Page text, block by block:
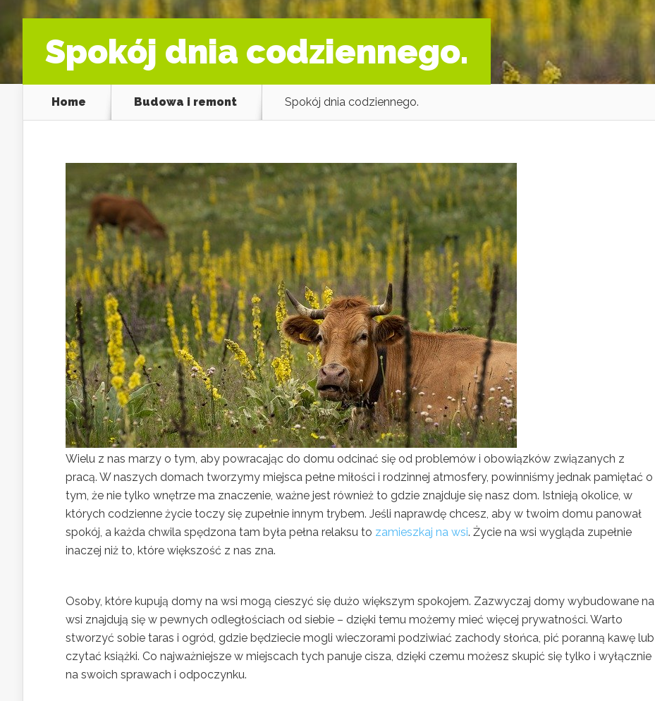
Spokój dnia codziennego.
Home Budowa i remont Spokój dnia codziennego.
Wielu z nas marzy o tym, aby powracając do domu odcinać się od problemów i obowiązków związanych z
pracą. W naszych domach tworzymy miejsca pełne miłości i rodzinnej atmosfery, powinniśmy jednak pamiętać o
tym, że nie tylko wnętrze ma znaczenie, ważne jest również to gdzie znajduje się nasz dom. Istnieją okolice, w
których codzienne życie toczy się zupełnie innym trybem. Jeśli naprawdę chcesz, aby w twoim domu panował
spokój, a każda chwila spędzona tam była pełna relaksu to zamieszkaj na wsi. Życie na wsi wygląda zupełnie
inaczej niż to, które większość z nas zna.
Osoby, które kupują domy na wsi mogą cieszyć się dużo większym spokojem. Zazwyczaj domy wybudowane na
wsi znajdują się w pewnych odległościach od siebie – dzięki temu możemy mieć więcej prywatności. Warto
stworzyć sobie taras i ogród, gdzie będziecie mogli wieczorami podziwiać zachody słońca, pić poranną kawę lub
czytać książki. Co najważniejsze w miejscach tych panuje cisza, dzięki czemu możesz skupić się tylko i wyłącznie
na swoich sprawach i odpoczynku.